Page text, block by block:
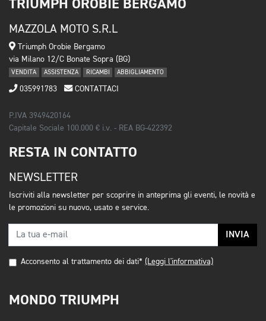
TRIUMPH OROBIE BERGAMO
MAZZOLA MOTO S.R.L
Triumph Orobie Bergamo
via Milano 12/C Bonate Sopra (BG)
VENDITA ASSISTENZA RICAMBI ABBIGLIAMENTO
035991783 CONTATTACI
P.IVA 3949420164
Capitale Sociale 100.000 € i.v. - REA BG-422392
RESTA IN CONTATTO
NEWSLETTER
Iscriviti alla newsletter per scoprire in anteprima gli eventi, le novità e
le promozioni su nuovo, usato e service.
INVIA
Acconsento al trattamento dei dati* (Leggi l'informativa)
MONDO TRIUMPH